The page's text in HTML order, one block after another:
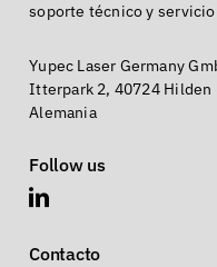
soporte técnico y
Yupec Laser Germany
Itterpark 2, 40724 Hilden
Alemania
Follow us
Contacto